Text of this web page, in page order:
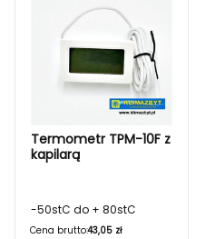
Termometr TPM-10F z
kapilarą
-50stC do + 80stC
Cena brutto:43,05 zł